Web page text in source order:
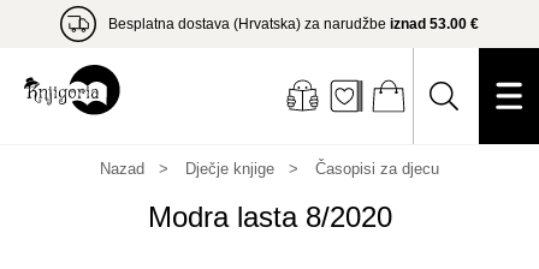
Besplatna dostava (Hrvatska) za narudžbe iznad 53.00 €
Nazad Dječje knjige Časopisi za djecu
Modra lasta 8/2020